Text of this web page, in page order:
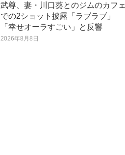
武尊、妻・川口葵とのジムのカフェ
での2ショット披露「ラブラブ」
「幸せオーラすごい」と反響
2026年8月8日